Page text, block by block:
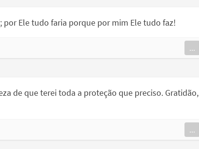
por Ele tudo faria porque por mim Ele tudo faz!
...
de que terei toda a proteção que preciso. Gratidão,
...